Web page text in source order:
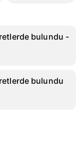
bulundu -
bulundu